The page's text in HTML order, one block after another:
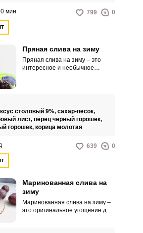
мин 799 0
Пряная слива на зиму
Пряная слива на зиму – это
интересное и необычное
невероятно сочной,
насыщенной по вкусу и
ароматной.
столовый 9%, сахар-песок,
лист, перец чёрный горошек,
горошек, корица молотая
639 0
Маринованная слива на
зиму
Маринованная слива на зиму –
это оригинальное угощение для
меня
ВХОД
НЕ ЗАРЕГИСТРИРОВАННЫ?
Забыли пароль?